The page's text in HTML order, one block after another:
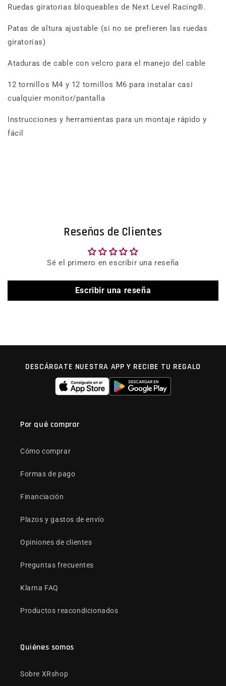
Ruedas giratorias bloqueables de Next Level Racing®.
Patas de altura ajustable (si no se prefieren las ruedas
giratorias)
Ataduras de cable con velcro para el manejo del cable
12 tornillos M4 y 12 tornillos M6 para instalar casi
cualquier monitor/pantalla
Instrucciones y herramientas para un montaje rápido y
fácil
Reseñas de Clientes
Sé el primero en escribir una reseña
Escribir una reseña
DESCÁRGATE NUESTRA APP Y RECIBE TU REGALO
Por qué comprar
Cómo comprar
Formas de pago
Financiación
Plazos y gastos de envío
Opiniones de clientes
Preguntas frecuentes
Klarna FAQ
Productos reacondicionados
Quiénes somos
Sobre XRshop